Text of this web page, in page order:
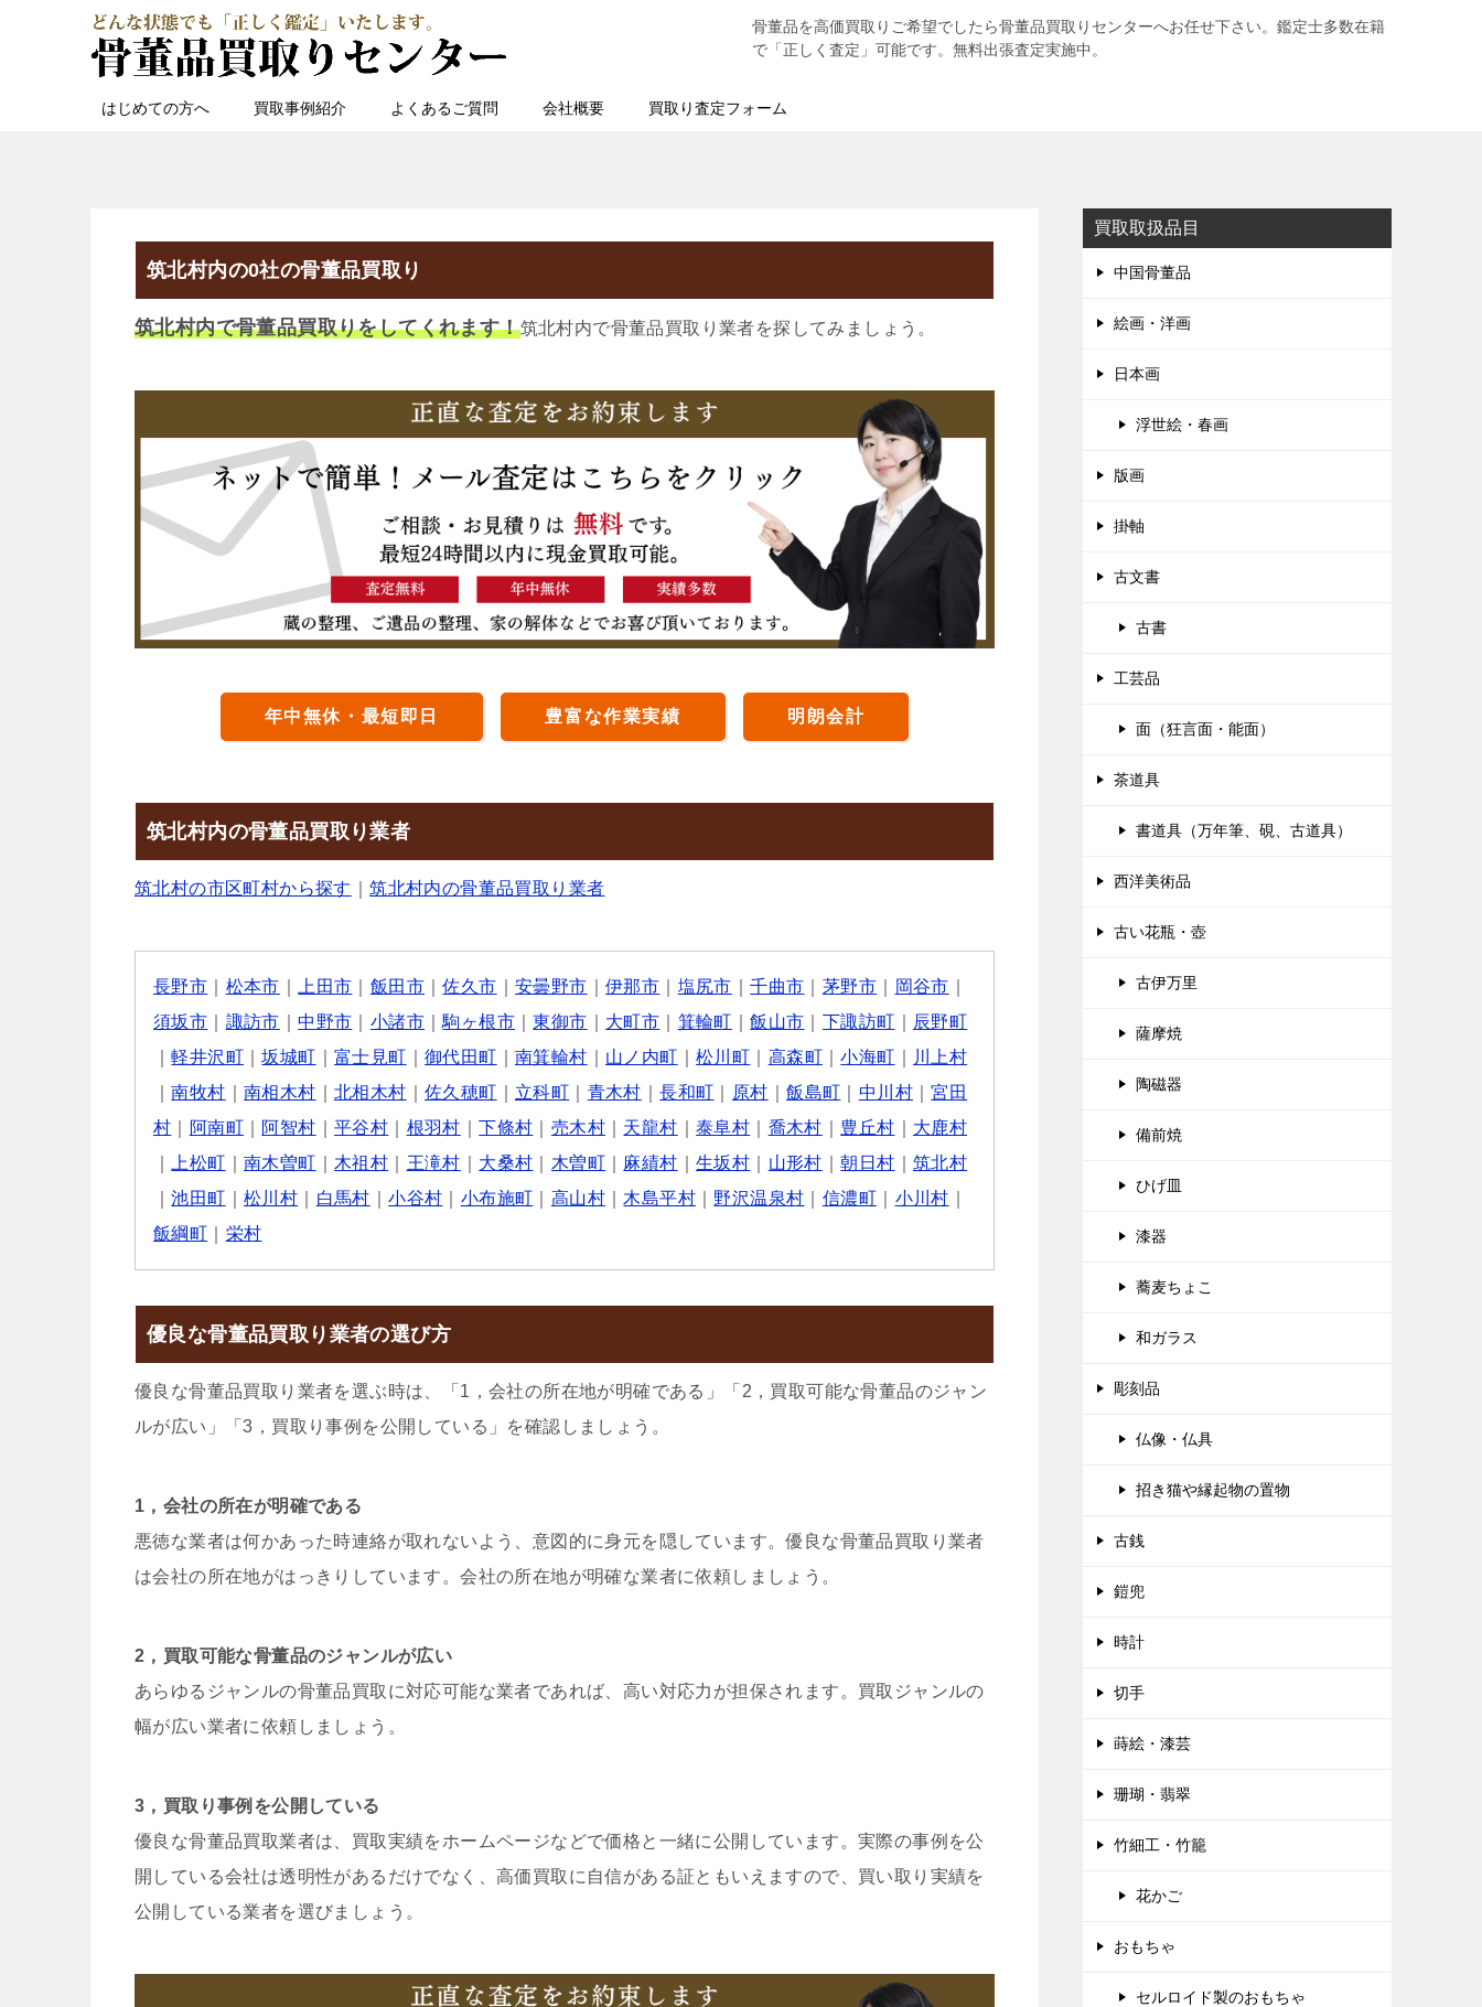
骨董品を高価買取りご希望でしたら骨董品買取りセンターへお任せ下さい。鑑定士多数在籍
で「正しく査定」可能です。無料出張査定実施中。
はじめての方へ 買取事例紹介 よくあるご質問 会社概要 買取り査定フォーム
筑北村内の0社の骨董品買取り
筑北村内で骨董品買取りをしてくれます！筑北村内で骨董品買取り業者を探してみましょう。
年中無休・最短即日 豊富な作業実績 明朗会計
筑北村内の骨董品買取り業者
筑北村の市区町村から探す ｜筑北村内の骨董品買取り業者
長野市 松本市 上田市 飯田市 ｜佐久市 ｜安曇野市 ｜伊那市 塩尻市 ｜千曲市 茅野市 岡谷市
須坂市
諏訪市 ｜中野市 小諸市 ｜駒ヶ根市 ｜東御市 大町市 箕輪町 ｜飯山市 下諏訪町
辰野町
｜軽井沢町 ｜坂城町 ｜富士見町 ｜御代田町 ｜南箕輪村 山ノ内町 ｜松川町 高森町｜小海町
川上村
｜南牧村 ｜南相木村 ｜北相木村 ｜佐久穂町 立科町 青木村 ｜長和町 原村 ｜飯島町 中川村｜宮田
村
阿南町 阿智村 ｜平谷村 根羽村 ｜下條村 売木村 天龍村 ｜泰阜村 喬木村 豊丘村
大鹿村
上松町 ｜南木曽町 木祖村 王滝村 大桑村 木曽町 麻績村 ｜生坂村 山形村 ｜朝日村
筑北村
｜池田町 ｜松川村 白馬村 ｜小谷村 小布施町 高山村 木島平村 野沢温泉村 信濃町 小川村
飯綱町
栄村
優良な骨董品買取り業者の選び方
優良な骨董品買取り業者を選ぶ時は、「1，会社の所在地が明確である」「2，買取可能な骨董品のジャン
ルが広い」「3，買取り事例を公開している」を確認しましょう。
1，会社の所在が明確である
悪徳な業者は何かあった時連絡が取れないよう、意図的に身元を隠しています。優良な骨董品買取り業者
は会社の所在地がはっきりしています。会社の所在地が明確な業者に依頼しましょう。
2，買取可能な骨董品のジャンルが広い
あらゆるジャンルの骨董品買取に対応可能な業者であれば、高い対応力が担保されます。買取ジャンルの
幅が広い業者に依頼しましょう。
3，買取り事例を公開している
優良な骨董品買取業者は、買取実績をホームページなどで価格と一緒に公開しています。実際の事例を公
開している会社は透明性があるだけでなく、高価買取に自信がある証ともいえますので、買い取り実績を
公開している業者を選びましょう。
買取取扱品目
中国骨董品
絵画・洋画
日本画
浮世絵・春画
版画
掛軸
古文書
古書
工芸品
面（狂言面・能面）
茶道具
書道具（万年筆、硯、古道具）
西洋美術品
古い花瓶・壺
古伊万里
薩摩焼
陶磁器
備前焼
ひげ皿
漆器
蕎麦ちょこ
和ガラス
彫刻品
仏像・仏具
招き猫や縁起物の置物
古銭
鎧兜
時計
切手
蒔絵・漆芸
珊瑚・翡翠
竹細工・竹籠
花かご
おもちゃ
セルロイド製のおもちゃ